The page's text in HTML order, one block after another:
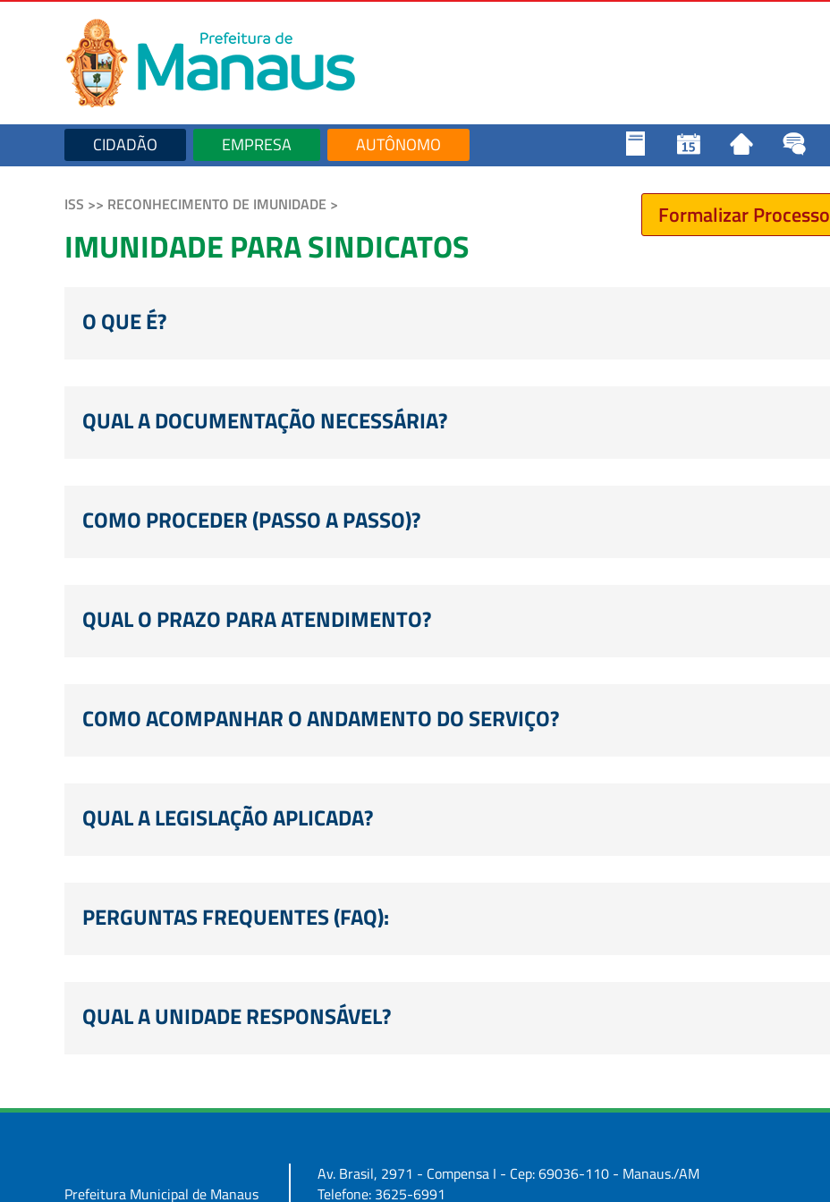
CIDADÃO EMPRESA AUTÔNOMO
Formalizar Processo
ISS >> RECONHECIMENTO DE IMUNIDADE >
IMUNIDADE PARA SINDICATOS
O QUE É?
QUAL A DOCUMENTAÇÃO NECESSÁRIA?
COMO PROCEDER (PASSO A PASSO)?
QUAL O PRAZO PARA ATENDIMENTO?
COMO ACOMPANHAR O ANDAMENTO DO SERVIÇO?
QUAL A LEGISLAÇÃO APLICADA?
PERGUNTAS FREQUENTES (FAQ):
QUAL A UNIDADE RESPONSÁVEL?
Prefeitura Municipal de Manaus
Av. Brasil, 2971 - Compensa I - Cep: 69036-110 - Manaus./AM
Telefone: 3625-6991